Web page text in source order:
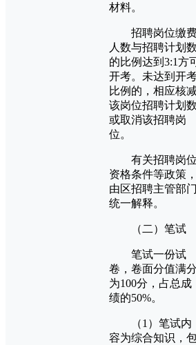
材料。
招聘岗位缴
人数与招聘计划数
的比例达到3:1方
开考。未达到开
比例的，相应核
该岗位招聘计划数
或取消该招聘岗
位。
有关招聘岗位
资格条件等政策，
由区招聘主管部门
统一解释。
（二）笔试
笔试一份试
卷，卷面分值满分
为100分，占总成
绩的50%。
（1）笔试内
容为综合知识，